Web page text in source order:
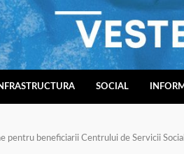
SOCIAL
pentru beneficiarii Centrului de Servicii